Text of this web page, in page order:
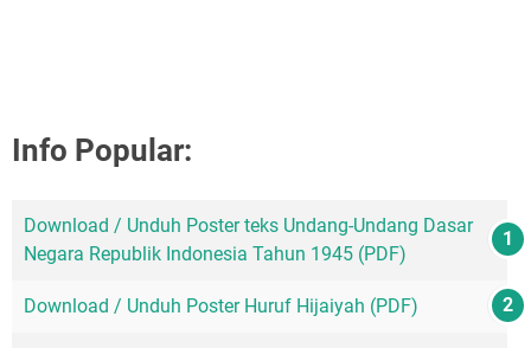
Info Popular:
Download / Unduh Poster teks Undang-Undang Dasar
Negara Republik Indonesia Tahun 1945 (PDF)
Download / Unduh Poster Huruf Hijaiyah (PDF)